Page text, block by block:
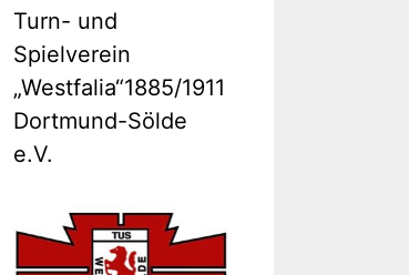
Turn- und
Spielverein
„Westfalia“1885/1911
Dortmund-Sölde
e.V.